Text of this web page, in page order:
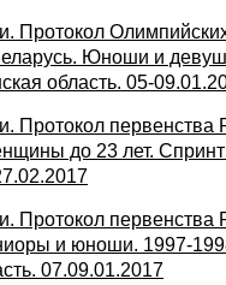
Протокол
Юноши и
область. 05-
Протокол первенства
до 23 лет. Спринт
Протокол первенства
и юноши. 1997-
07.09.01.2017